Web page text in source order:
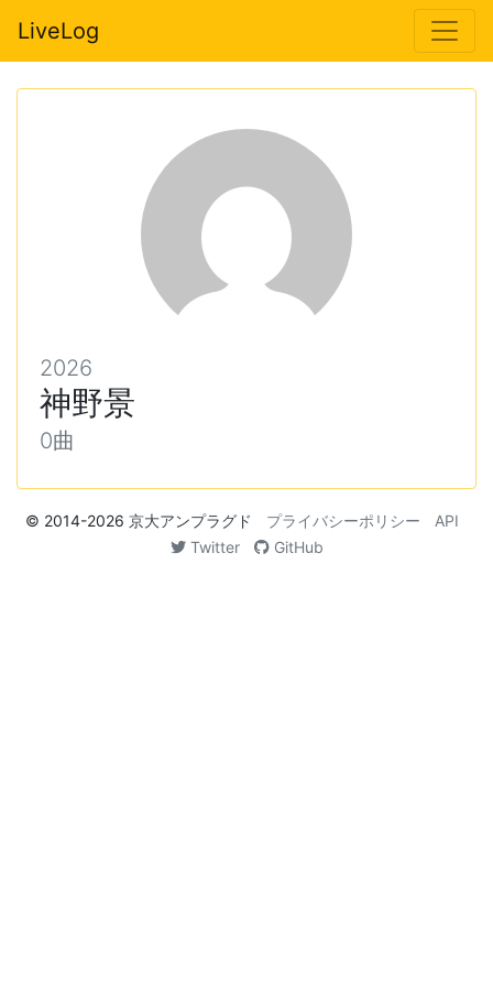
LiveLog
2026
神野景
0曲
© 2014-2026 京大アンプラグド プライバシーポリシー
API
Twitter
GitHub